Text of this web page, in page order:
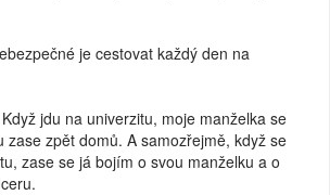
je cestovat každý den na
jdu na univerzitu, moje manželka se
zase zpět domů. A samozřejmě, když se
zase se já bojím o svou manželku a o